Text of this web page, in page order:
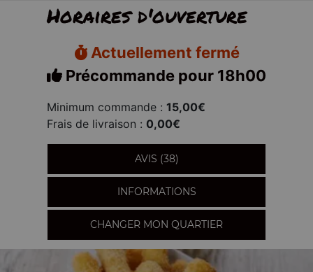
Horaires d'ouverture
Actuellement fermé
Précommande pour 18h00
Minimum commande : 15,00€
Frais de livraison : 0,00€
AVIS (38)
INFORMATIONS
CHANGER MON QUARTIER